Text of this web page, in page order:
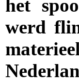
het
werd